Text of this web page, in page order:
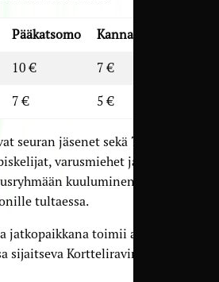
Pääkatsomo Kannattajakatsomo
10 € 7 €
7 € 5 €
seuran jäsenet sekä 7–16-
varusmiehet ja
kuuluminen on
tultaessa.
jatkopaikkana toimii aivan
sijaitseva Kortteliravintola